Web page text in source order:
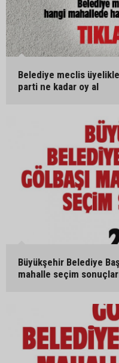
Belediye meclis
parti ne kadar oy al
Büyükşehir Belediye
mahalle seçim